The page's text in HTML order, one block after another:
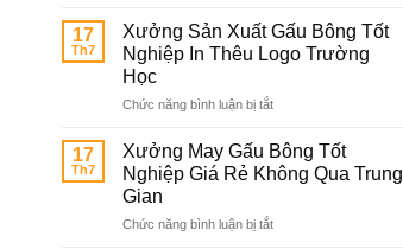
sản
gấu
nghiệp
tặng
cuối
năm
17
Th7
Xưởng Sản Xuất Gấu Bông Tốt
Nghiệp In Thêu Logo Trường
Học
Chức năng bình luận bị tắtở
Sản
Xuất
Gấu
Tốt
17
Th7
Xưởng May Gấu Bông Tốt
Nghiệp Giá Rẻ Không Qua Trung
Gian
Chức năng bình luận bị tắtở